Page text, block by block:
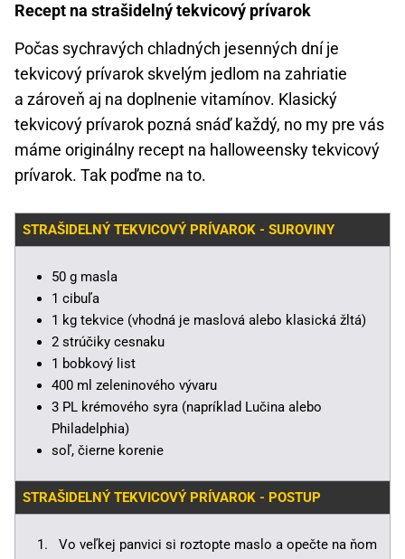
Recept na strašidelný tekvicový prívarok
Počas sychravých chladných jesenných dní je
tekvicový prívarok skvelým jedlom na zahriatie
a zároveň aj na doplnenie vitamínov. Klasický
tekvicový prívarok pozná snáď každý, no my pre vás
máme originálny recept na halloweensky tekvicový
prívarok. Tak poďme na to.
STRAŠIDELNÝ TEKVICOVÝ PRÍVAROK - SUROVINY
50 g masla
1 cibuľa
1 kg tekvice (vhodná je maslová alebo klasická žltá)
2 strúčiky cesnaku
1 bobkový list
400 ml zeleninového vývaru
3 PL krémového syra (napríklad Lučina alebo
Philadelphia)
soľ, čierne korenie
STRAŠIDELNÝ TEKVICOVÝ PRÍVAROK - POSTUP
Vo veľkej panvici si roztopte maslo a opečte na ňom